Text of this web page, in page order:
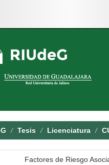
Tesis Licenciatura
Factores de Riesgo